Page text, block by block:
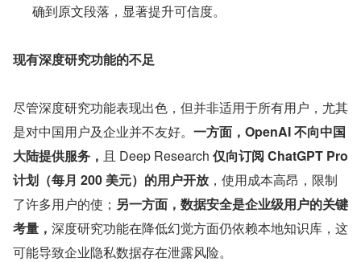
确到原文段落，显著提升可信度。
现有深度研究功能的不足
尽管深度研究功能表现出色，但并非适用于所有用户，尤其
是对中国用户及企业并不友好。 一方面，OpenAI 不向中国
大陆提供服务， 且 Deep Research 仅向订阅 ChatGPT Pro
计划（每月 200 美元）的用户开放 ，使用成本高昂，限制
了许多用户的使； 另一方面，数据安全是企业级用户的关键
考量， 深度研究功能在降低幻觉方面仍依赖本地知识库，这
可能导致企业隐私数据存在泄露风险。